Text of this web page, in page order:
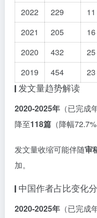
2022
229 11
2021
205 16
2020
432 25
2019
454 23
发文量趋势解读
2020-2025年 （已完成
降至118篇 （降幅72.7%
发文量收缩可能伴随审
加。
中国作者占比变化
2020-2025年 （已完成